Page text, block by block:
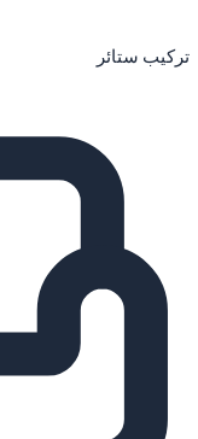
تركيب ستائر